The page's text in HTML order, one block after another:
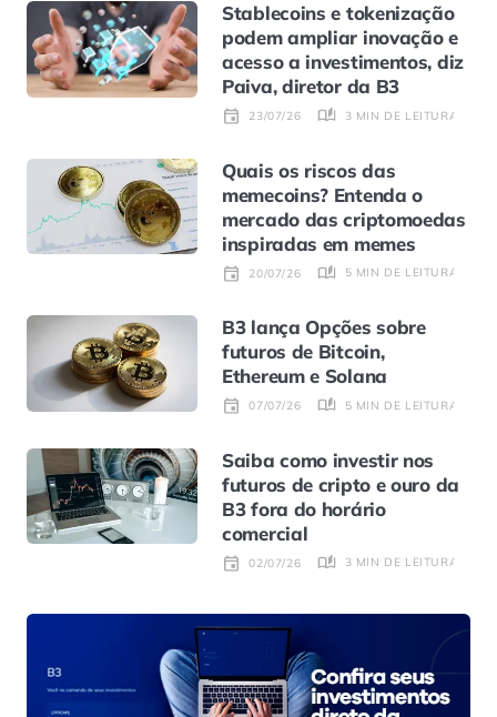
Stablecoins e tokenização
podem ampliar inovação e
acesso a investimentos, diz
Paiva, diretor da B3
23/07/26 3 MIN DE LEITURA
Quais os riscos das
memecoins? Entenda o
mercado das criptomoedas
inspiradas em memes
20/07/26 5 MIN DE LEITURA
B3 lança Opções sobre
futuros de Bitcoin,
Ethereum e Solana
07/07/26 5 MIN DE LEITURA
Saiba como investir nos
futuros de cripto e ouro da
B3 fora do horário
comercial
02/07/26 3 MIN DE LEITURA